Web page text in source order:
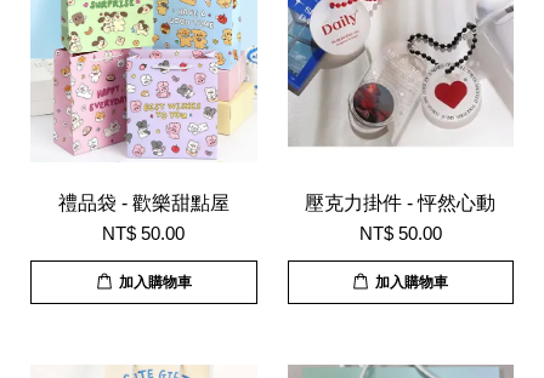
禮品袋 - 歡樂甜點屋
NT$ 50.00
加入購物車
壓克力掛件 - 怦然心動
NT$ 50.00
加入購物車